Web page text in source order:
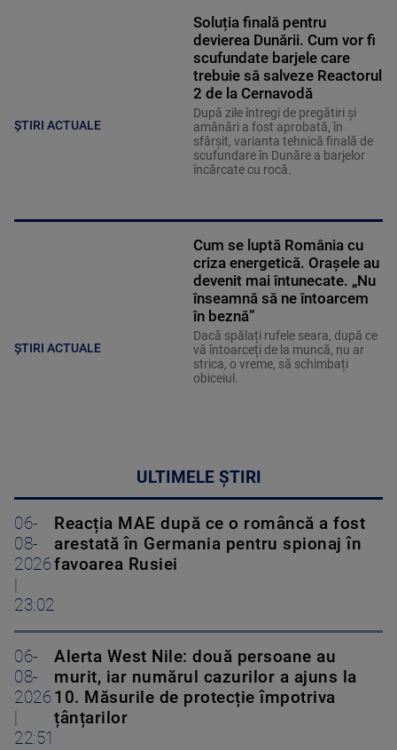
ȘTIRI ACTUALE
Soluția finală pentru
devierea Dunării. Cum vor fi
scufundate barjele care
trebuie să salveze Reactorul
2 de la Cernavodă
După zile întregi de pregătiri și
amânări a fost aprobată, în
sfârșit, varianta tehnică finală de
scufundare în Dunăre a barjelor
încărcate cu rocă.
ȘTIRI ACTUALE
Cum se luptă România cu
criza energetică. Orașele au
devenit mai întunecate. „Nu
înseamnă să ne întoarcem
în beznă”
Dacă spălați rufele seara, după ce
vă întoarceți de la muncă, nu ar
strica, o vreme, să schimbați
obiceiul.
ULTIMELE ȘTIRI
06-
08-
2026
23:02
Reacția MAE după ce o româncă a fost
arestată în Germania pentru spionaj în
favoarea Rusiei
06-
08-
2026
22:51
Alerta West Nile: două persoane au
murit, iar numărul cazurilor a ajuns la
10. Măsurile de protecție împotriva
țânțarilor